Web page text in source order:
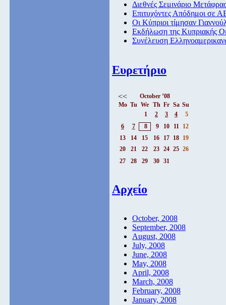
Διεθνές Σεμινάριο
Επιτυχόντες Απόδημοι σε
Οι Κύπριοι τίμησαν
Εκδήλωση της Κυπριακής
Συνέλευση
Ευρετήριο
<<
October ’08
Mo Tu We Th Fr Sa Su
1
2 3 4
5
6
7 8 9 10 11
12
13
14 15 16 17 18 19
20
21 22 23 24 25 26
27
28 29 30 31
Αρχείο
October, 2008
September, 2008
August, 2008
July, 2008
June, 2008
May, 2008
April, 2008
March, 2008
February, 2008
January, 2008